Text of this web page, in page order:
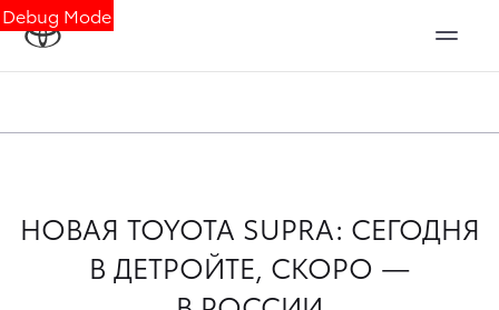
Debug Mode
НОВАЯ TOYOTA SUPRA: СЕГОДНЯ
В ДЕТРОЙТЕ, СКОРО —